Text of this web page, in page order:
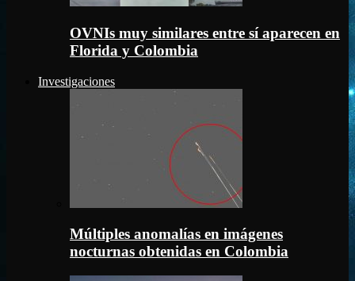
OVNIs muy similares entre sí aparecen en
Florida y Colombia
Investigaciones
Múltiples anomalías en imágenes
nocturnas obtenidas en Colombia